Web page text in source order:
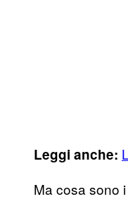
Leggi anche:
Ma cosa sono